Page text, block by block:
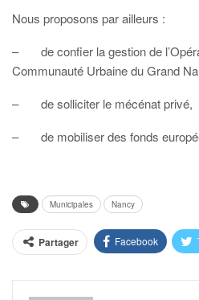
Nous proposons par ailleurs :
– de confier la gestion de
Communauté Urbaine du Grand
– de solliciter le mécénat privé,
– de mobiliser des fonds
Municipales Nancy
Partager Facebook